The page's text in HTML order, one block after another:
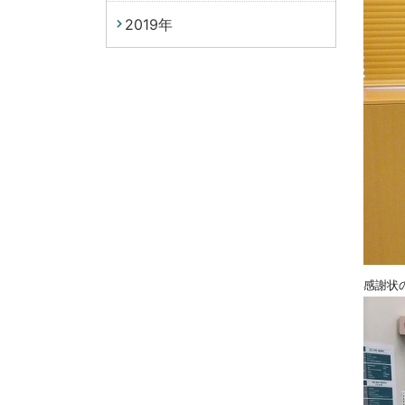
感謝状
2019年